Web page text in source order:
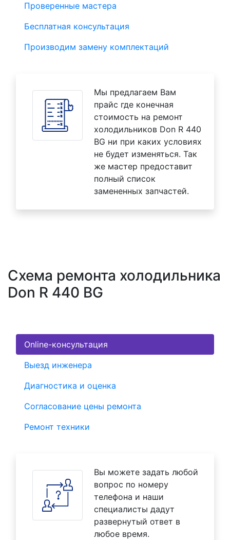
Проверенные мастера
Бесплатная консультация
Производим замену комплектаций
Мы предлагаем Вам
прайс где конечная
стоимость на ремонт
холодильников Don R 440
BG ни при каких условиях
не будет изменяться. Так
же мастер предоставит
полный список
замененных запчастей.
Схема ремонта холодильника
Don R 440 BG
Online-консультация
Выезд инженера
Диагностика и оценка
Согласование цены ремонта
Ремонт техники
Вы можете задать любой
вопрос по номеру
телефона и наши
специалисты дадут
развернутый ответ в
любое время.